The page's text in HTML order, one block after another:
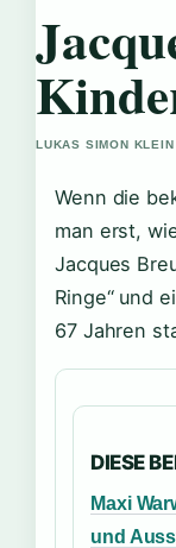
LUKAS SIMON
Wenn die
man erst,
Jacques
Ringe“ und
67 Jahren
DIESE
Maxi
und